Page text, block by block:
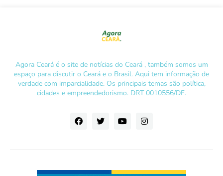
Agora Ceará é o site de notícias do Ceará , também somos um
espaço para discutir o Ceará e o Brasil. Aqui tem informação de
verdade com imparcialidade. Os principais temas são política,
cidades e empreendedorismo. DRT 0010556/DF.